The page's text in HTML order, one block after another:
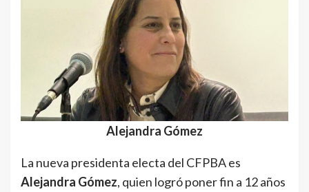
Alejandra Gómez
La nueva presidenta electa del CFPBA es
Alejandra Gómez, quien logró poner fin a 12 años